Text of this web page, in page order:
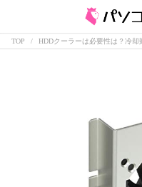
TOP HDDクーラーは必要性は？冷却